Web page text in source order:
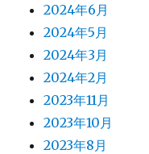
2024年6月
2024年5月
2024年3月
2024年2月
2023年11月
2023年10月
2023年8月